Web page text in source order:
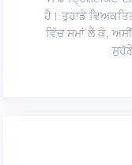
ਹੈ। ਤੁਹਾਡੇ
ਵਿੱਚ ਸਮਾਂ ਲੈ ਕੇ,